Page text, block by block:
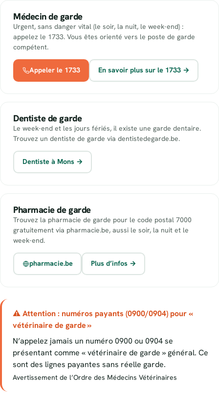
Médecin de garde
Urgent, sans danger vital (le soir, la nuit, le week-end) :
appelez le 1733. Vous êtes orienté vers le poste de garde
compétent.
Appeler le 1733 En savoir plus sur le 1733 →
Dentiste de garde
Le week-end et les jours fériés, il existe une garde dentaire.
Trouvez un dentiste de garde via dentistedegarde.be.
Dentiste à Mons →
Pharmacie de garde
Trouvez la pharmacie de garde pour le code postal 7000
gratuitement via pharmacie.be, aussi le soir, la nuit et le
week-end.
pharmacie.be Plus d’infos →
⚠ Attention : numéros payants (0900/0904) pour «
vétérinaire de garde »
N’appelez jamais un numéro 0900 ou 0904 se
présentant comme « vétérinaire de garde » général. Ce
sont des lignes payantes sans réelle garde.
Avertissement de l’Ordre des Médecins Vétérinaires